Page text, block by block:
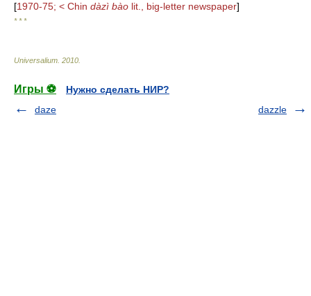
[1970-75; < Chin dàzì bào lit., big-letter newspaper]
* * *
Universalium 2010
Игры ⚽
Нужно сделать НИР?
daze
dazzle